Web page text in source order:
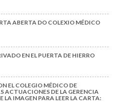
ABERTA DO COLEXIO MÉDICO
EN EL PUERTA DE HIERRO
EL COLEGIO MÉDICO DE
ACTUACIONES DE LA GERENCIA
LA IMAGEN PARA LEER LA CARTA: